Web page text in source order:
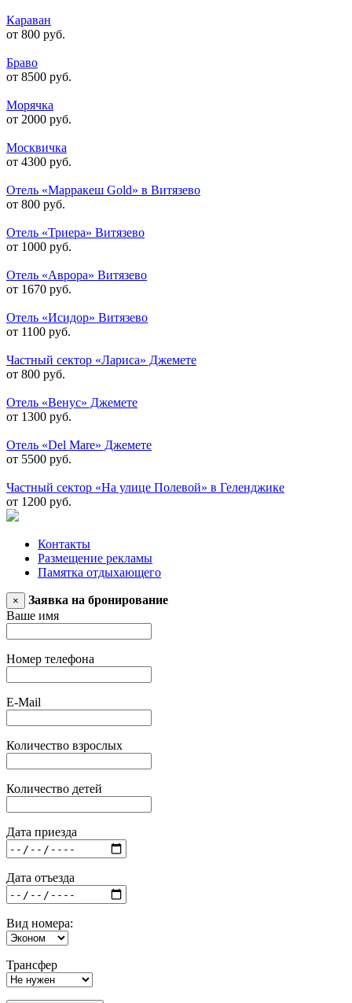
Караван
от 800 руб.
Браво
от 8500 руб.
Морячка
от 2000 руб.
Москвичка
от 4300 руб.
Отель «Марракеш Gold» в Витязево
от 800 руб.
Отель «Триера» Витязево
от 1000 руб.
Отель «Аврора» Витязево
от 1670 руб.
Отель «Исидор» Витязево
от 1100 руб.
Частный сектор «Лариса» Джемете
от 800 руб.
Отель «Венус» Джемете
от 1300 руб.
Отель «Del Mare» Джемете
от 5500 руб.
Частный сектор «На улице Полевой» в Геленджике
от 1200 руб.
Контакты
Размещение рекламы
Памятка отдыхающего
×
Заявка на бронирование
Ваше имя
Номер телефона
E-Mail
Количество взрослых
Количество детей
Дата приезда
Дата отъезда
Вид номера:
Трансфер